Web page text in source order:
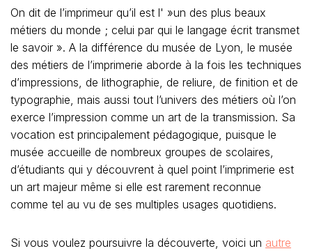
On dit de l’imprimeur qu’il est l' »un des plus beaux
métiers du monde ; celui par qui le langage écrit transmet
le savoir ». A la différence du musée de Lyon, le musée
des métiers de l’imprimerie aborde à la fois les techniques
d’impressions, de lithographie, de reliure, de finition et de
typographie, mais aussi tout l’univers des métiers où l’on
exerce l’impression comme un art de la transmission. Sa
vocation est principalement pédagogique, puisque le
musée accueille de nombreux groupes de scolaires,
d’étudiants qui y découvrent à quel point l’imprimerie est
un art majeur même si elle est rarement reconnue
comme tel au vu de ses multiples usages quotidiens.
Si vous voulez poursuivre la découverte, voici un autre